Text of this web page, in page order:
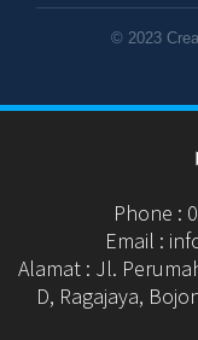
© 2023
Phone :
Email :
Alamat : Jl.
D, Ragajaya,